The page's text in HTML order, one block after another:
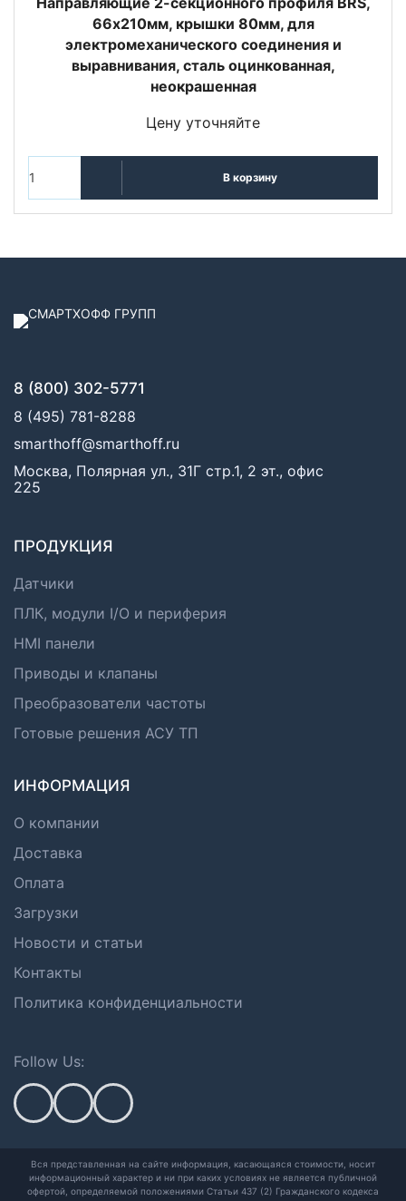
66х210мм, крышки 80мм, для
электромеханического соединения и
выравнивания, сталь оцинкованная,
неокрашенная
Цену уточняйте
В корзину
8 (800) 302-5771
8 (495) 781-8288
smarthoff@smarthoff.ru
Москва, Полярная ул., 31Г стр.1, 2 эт., офис
225
ПРОДУКЦИЯ
Датчики
ПЛК, модули I/O и периферия
HMI панели
Приводы и клапаны
Преобразователи частоты
Готовые решения АСУ ТП
ИНФОРМАЦИЯ
О компании
Доставка
Оплата
Загрузки
Новости и статьи
Контакты
Политика конфиденциальности
Follow Us:
Вся представленная на сайте информация, касающаяся стоимости, носит
информационный характер и ни при каких условиях не является публичной
офертой, определяемой положениями Статьи 437 (2) Гражданского кодекса